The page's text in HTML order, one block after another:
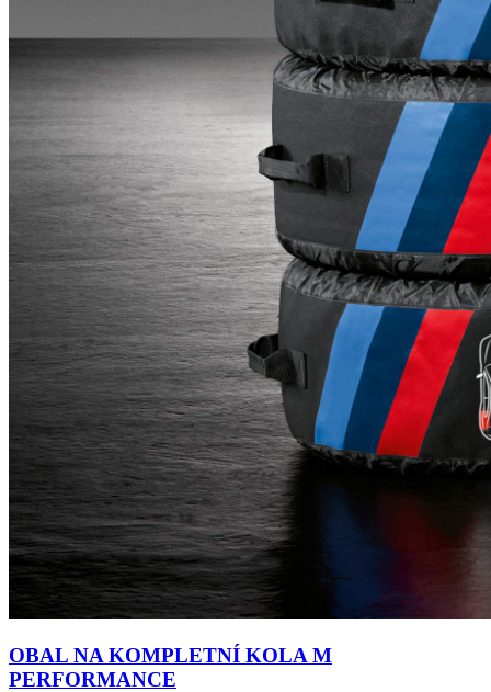
OBAL NA KOMPLETNÍ KOLA M
PERFORMANCE